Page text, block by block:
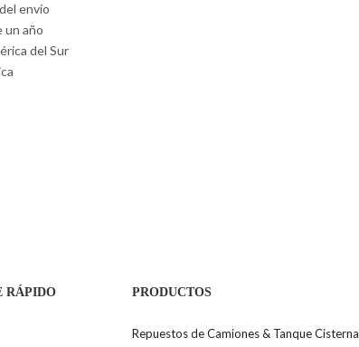
envío
un año
del Sur
RÁPIDO PRODUCTOS
Repuestos de Camiones & Tanque Cisterna